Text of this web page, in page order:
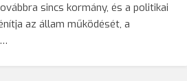
sincs kormány, és a politikai
az állam működését, a